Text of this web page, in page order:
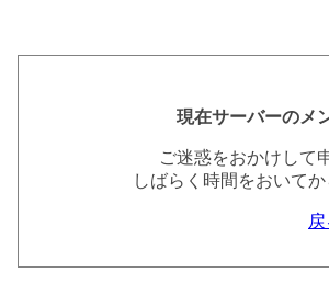
現在サーバーのメ
ご迷惑をおかけして
しばらく時間をおいて
戻